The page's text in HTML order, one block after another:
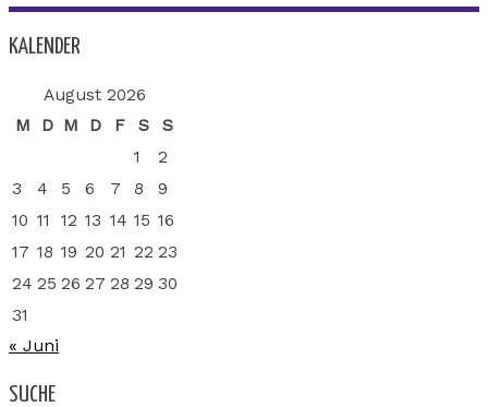
KALENDER
August 2026
M
D M D F S
S
1
2
3
4 5 6 7 8
9
10 11 12 13 14 15 16
17 18 19 20 21 22 23
24 25 26 27 28 29 30
31
« Juni
SUCHE